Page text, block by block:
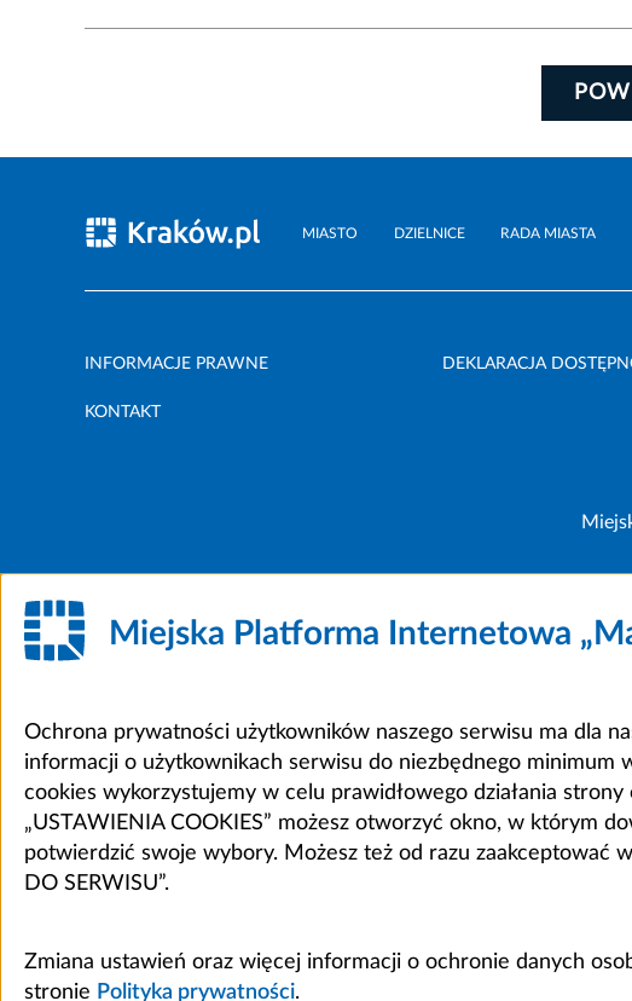
MIASTO DZIELNICE RADA MIASTA
INFORMACJE PRAWNE DEKLARACJA
KONTAKT
Miejska Platforma Internetowa
Ochrona prywatności użytkowników naszego serwisu ma dla
informacji o użytkownikach serwisu do niezbędnego minimum
cookies wykorzystujemy w celu prawidłowego działania
„USTAWIENIA COOKIES” możesz otworzyć okno, w którym
potwierdzić swoje wybory. Możesz też od razu zaakceptować
DO SERWISU”.
Zmiana ustawień oraz więcej informacji o ochronie danych
stronie Polityka prywatności.